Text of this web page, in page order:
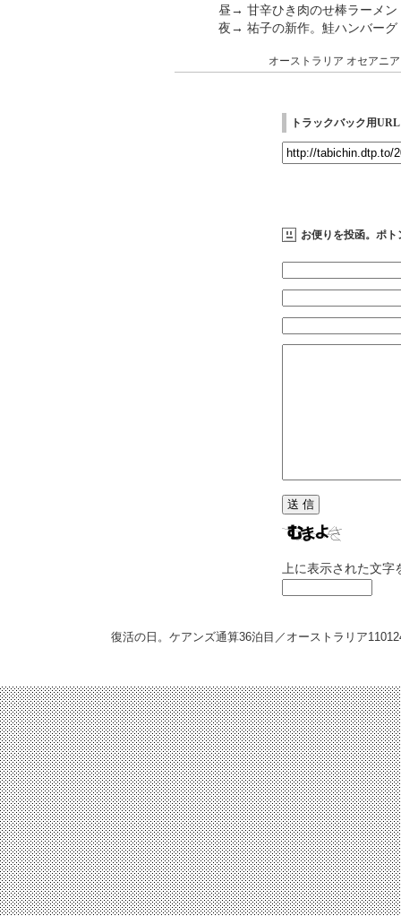
昼→ 甘辛ひき肉のせ棒ラーメン
夜→ 祐子の新作。鮭ハンバーグ
オーストラリア オセアニア
トラックバック用URL
お便りを投函。ポト
上に表示された文
復活の日。ケアンズ通算36泊目／オーストラリア